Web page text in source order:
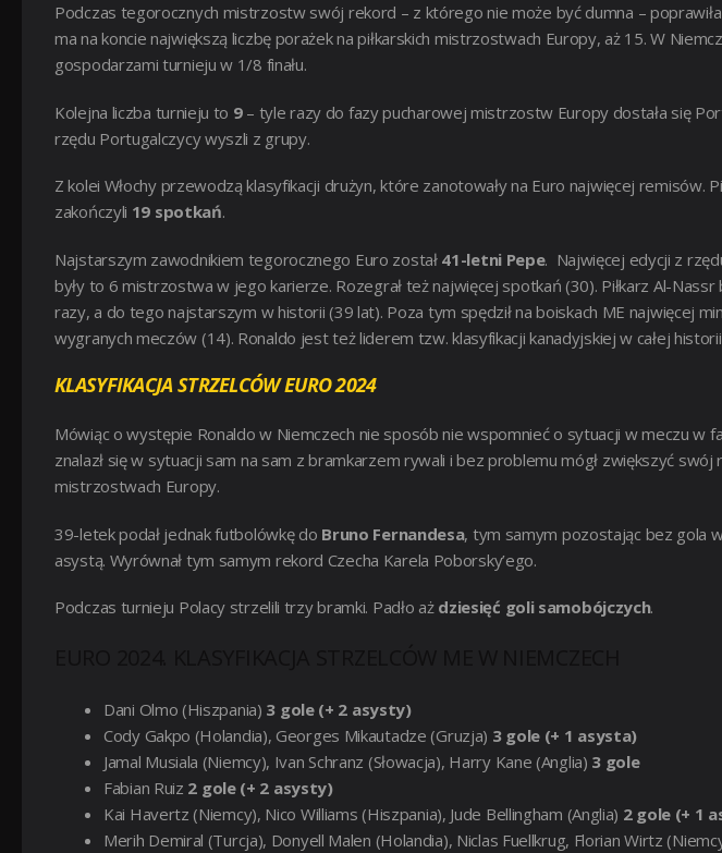
Podczas tegorocznych mistrzostw swój rekord – z którego nie może być dumna –
ma na koncie największą liczbę porażek na piłkarskich mistrzostwach Europy, aż 15. W
gospodarzami turnieju w 1/8 finału.
Kolejna liczba turnieju to 9– tyle razy do fazy pucharowej mistrzostw Europy dostała się
rzędu Portugalczycy wyszli z grupy.
Z kolei Włochy przewodzą klasyfikacji drużyn, które zanotowały na Euro najwięcej remisów.
zakończyli 19 spotkań.
Najstarszym zawodnikiem tegorocznego Euro został 41-letni Pepe. Najwięcej edycji z
były to 6 mistrzostwa w jego karierze. Rozegrał też najwięcej spotkań (30). Piłkarz Al-Nassr
razy, a do tego najstarszym w historii (39 lat). Poza tym spędził na boiskach ME najwięcej
wygranych meczów (14). Ronaldo jest też liderem tzw. klasyfikacji kanadyjskiej w całej
KLASYFIKACJA STRZELCÓW EURO 2024
Mówiąc o występie Ronaldo w Niemczech nie sposób nie wspomnieć o sytuacji w meczu w
znalazł się w sytuacji sam na sam z bramkarzem rywali i bez problemu mógł zwiększyć
mistrzostwach Europy.
39-letek podał jednak futbolówkę do Bruno Fernandesa, tym samym pozostając bez gola
asystą. Wyrównał tym samym rekord Czecha Karela Poborsky’ego.
Podczas turnieju Polacy strzelili trzy bramki. Padło aż dziesięć goli samobójczych.
Dani Olmo (Hiszpania) 3 gole (+ 2 asysty)
Cody Gakpo (Holandia), Georges Mikautadze (Gruzja) 3 gole (+ 1 asysta)
Jamal Musiala (Niemcy), Ivan Schranz (Słowacja), Harry Kane (Anglia) 3 gole
Fabian Ruiz 2 gole (+ 2 asysty)
Kai Havertz (Niemcy), Nico Williams (Hiszpania), Jude Bellingham (Anglia) 2 gole (+ 1
Merih Demiral (Turcja), Donyell Malen (Holandia), Niclas Fuellkrug, Florian Wirtz